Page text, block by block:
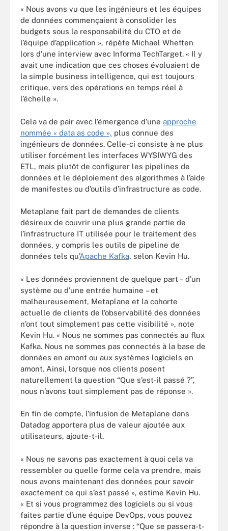
« Nous avons vu que les ingénieurs et les équipes
de données commençaient à consolider les
budgets sous la responsabilité du CTO et de
l’équipe d’application », répète Michael Whetten
lors d’une interview avec Informa TechTarget. « Il y
avait une indication que ces choses évoluaient de
la simple business intelligence, qui est toujours
critique, vers des opérations en temps réel à
l’échelle ».
Cela va de pair avec l’émergence d’une approche
nommée « data as code », plus connue des
ingénieurs de données. Celle-ci consiste à ne plus
utiliser forcément les interfaces WYSIWYG des
ETL, mais plutôt de configurer les pipelines de
données et le déploiement des algorithmes à l’aide
de manifestes ou d’outils d’infrastructure as code.
Metaplane fait part de demandes de clients
désireux de couvrir une plus grande partie de
l’infrastructure IT utilisée pour le traitement des
données, y compris les outils de pipeline de
données tels qu’Apache Kafka, selon Kevin Hu.
« Les données proviennent de quelque part – d’un
système ou d’une entrée humaine – et
malheureusement, Metaplane et la cohorte
actuelle de clients de l’observabilité des données
n’ont tout simplement pas cette visibilité », note
Kevin Hu. « Nous ne sommes pas connectés au flux
Kafka. Nous ne sommes pas connectés à la base de
données en amont ou aux systèmes logiciels en
amont. Ainsi, lorsque nos clients posent
naturellement la question “Que s’est-il passé ?”,
nous n’avons tout simplement pas de réponse ».
En fin de compte, l’infusion de Metaplane dans
Datadog apportera plus de valeur ajoutée aux
utilisateurs, ajoute-t-il.
« Nous ne savons pas exactement à quoi cela va
ressembler ou quelle forme cela va prendre, mais
nous avons maintenant des données pour savoir
exactement ce qui s’est passé », estime Kevin Hu.
« Et si vous programmez des logiciels ou si vous
faites partie d’une équipe DevOps, vous pouvez
répondre à la question inverse : “Que se passera-t-